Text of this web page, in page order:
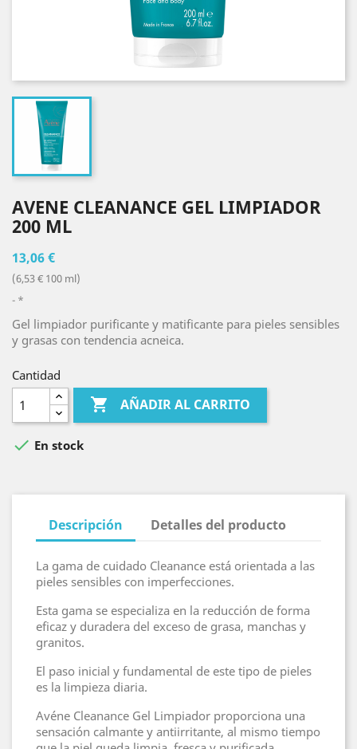
AVENE CLEANANCE GEL LIMPIADOR
200 ML
13,06 €
(6,53 € 100 ml)
*
Gel limpiador purificante y matificante para pieles sensibles
y grasas con tendencia acneica.
Cantidad
 AÑADIR AL CARRITO
 En stock
Descripción Detalles del producto
La gama de cuidado Cleanance está orientada a las
pieles sensibles con imperfecciones.
Esta gama se especializa en la reducción de forma
eficaz y duradera del exceso de grasa, manchas y
granitos.
El paso inicial y fundamental de este tipo de pieles
es la limpieza diaria.
Avéne Cleanance Gel Limpiador proporciona una
sensación calmante y antiirritante, al mismo tiempo